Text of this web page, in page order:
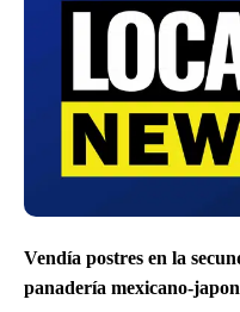
Vendía postres en la
panadería mexicano-